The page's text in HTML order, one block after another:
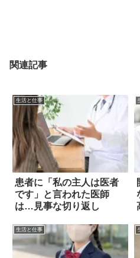
関連記事
生活と仕事
患者に「私の主人は医者
です」と言われた医師
は…見事な切り返し
生活と仕事